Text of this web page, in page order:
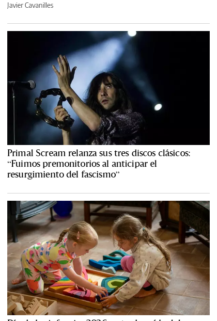
Javier Cavanilles
Primal Scream relanza sus tres discos clásicos:
“Fuimos premonitorios al anticipar el
resurgimiento del fascismo”